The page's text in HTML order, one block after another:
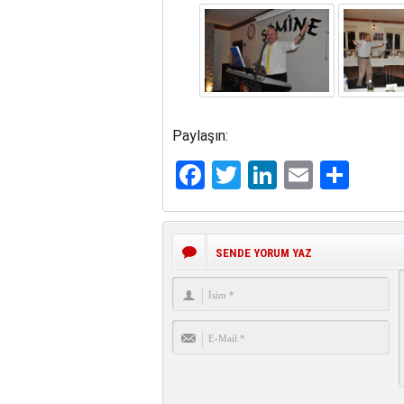
Paylaşın:
Facebook
Twitter
LinkedIn
Email
SENDE YORUM YAZ